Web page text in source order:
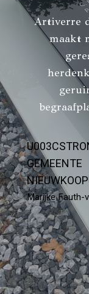
Artiverre
maakt
GEMEENTE
Marijke Fauth-